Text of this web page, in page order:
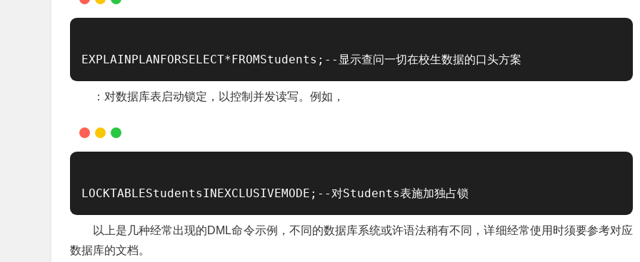
EXPLAINPLANFORSELECT*FROMStudents;--显示查问一切在校生数据的口头方案
：对数据库表启动锁定，以控制并发读写。例如，
LOCKTABLEStudentsINEXCLUSIVEMODE;--对Students表施加独占锁
以上是几种经常出现的DML命令示例，不同的数据库系统或许语法稍有不同，详细经常使用时须要参考对应
数据库的文档。